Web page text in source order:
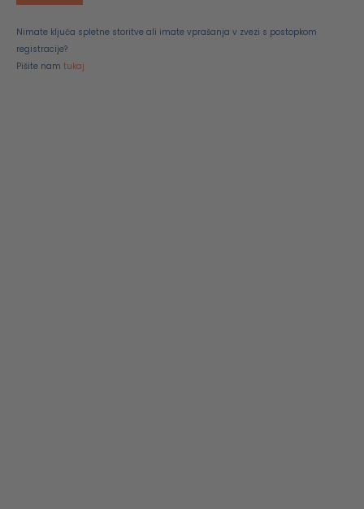
Nimate ključa spletne storitve ali imate vprašanja v zvezi s postopkom
registracije?
Pišite nam tukaj